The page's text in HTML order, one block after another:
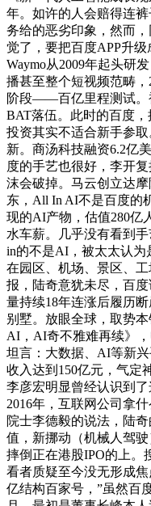
年。如许的人会赔得连
务给的恶劣印象，然而
觉了，要把百度APP升级
Waymo从2009年起头研
播甚至整个短视频范畴
阶段——百亿里程测试。
BAT落伍。此时的百度
投资其实不适合新手参
新。商汤科技融资6.2亿
度的手艺也很好，李开
沫会破掉。马云创立达
东，All In AI不是百度的
现的AI产物，估值280亿
水车薪。几乎没有看到
in的不是AI，被太太认为
在园区、机场、景区、
报，陆奇意犹未尽，百
量持续18年连涨后履历
别墅。放眼全球，取势
AI，AI奇不雅难再续》
坦言：大数据、AI等新
收入达到150亿元，气定
李彦宏明显曾经认识到
2016年，互联网公司拿
院士李德毅的说法，陆
值，新挪动（机械人驾驶
摔倒正在港股IPO的上。
看者质疑至今没无形成
亿结构百家号，”虽然百